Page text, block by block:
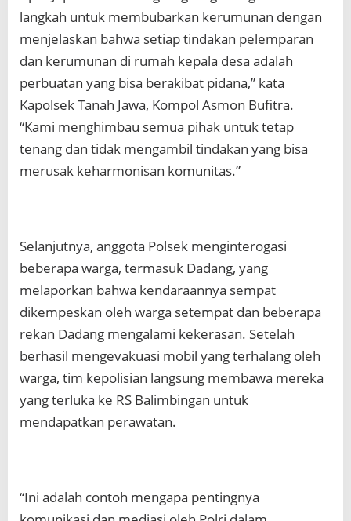
langkah untuk membubarkan kerumunan dengan
menjelaskan bahwa setiap tindakan pelemparan
dan kerumunan di rumah kepala desa adalah
perbuatan yang bisa berakibat pidana,” kata
Kapolsek Tanah Jawa, Kompol Asmon Bufitra.
“Kami menghimbau semua pihak untuk tetap
tenang dan tidak mengambil tindakan yang bisa
merusak keharmonisan komunitas.”
Selanjutnya, anggota Polsek menginterogasi
beberapa warga, termasuk Dadang, yang
melaporkan bahwa kendaraannya sempat
dikempeskan oleh warga setempat dan beberapa
rekan Dadang mengalami kekerasan. Setelah
berhasil mengevakuasi mobil yang terhalang oleh
warga, tim kepolisian langsung membawa mereka
yang terluka ke RS Balimbingan untuk
mendapatkan perawatan.
“Ini adalah contoh mengapa pentingnya